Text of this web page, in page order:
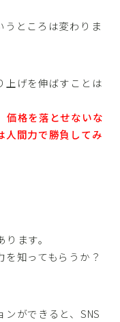
うところは変わりま
上げを伸ばすことは
価格を落とせないな
人間力で勝負してみ
ます。
知ってもらうか？
ができると、SNS